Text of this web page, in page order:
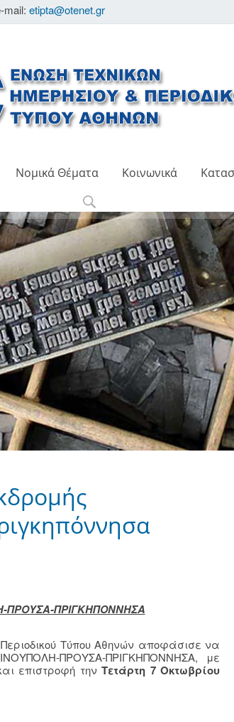
mail: etipta@otenet.gr
Νομικά Θέματα Κοινωνικά
ΠΡΙΓΚΗΠΟΝΝΗΣΑ
Περιοδικού Τύπου Αθηνών αποφάσισε να
ΠΡΟΥΣΑ-ΠΡΙΓΚΗΠΟΝΝΗΣΑ, με
επιστροφή την Τετάρτη 7 Οκτωβρίου